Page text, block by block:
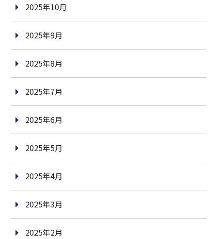
2025年10月
2025年9月
2025年8月
2025年7月
2025年6月
2025年5月
2025年4月
2025年3月
2025年2月